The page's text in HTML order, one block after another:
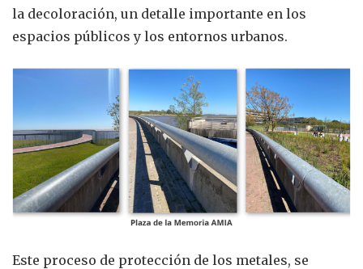
la decoloración, un detalle importante en los
espacios públicos y los entornos urbanos.
Este proceso de protección de los metales, se